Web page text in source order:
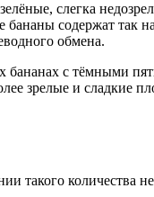
слегка
содержат так
обмена.
с тёмными
зрелые и сладкие
такого количества